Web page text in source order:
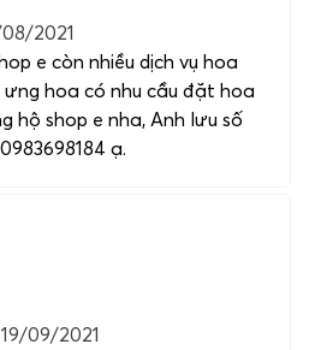
2021
e còn nhiều dịch vụ hoa
hoa có nhu cầu đặt hoa
hộ shop e nha, Anh lưu số
ạ.
19/09/2021